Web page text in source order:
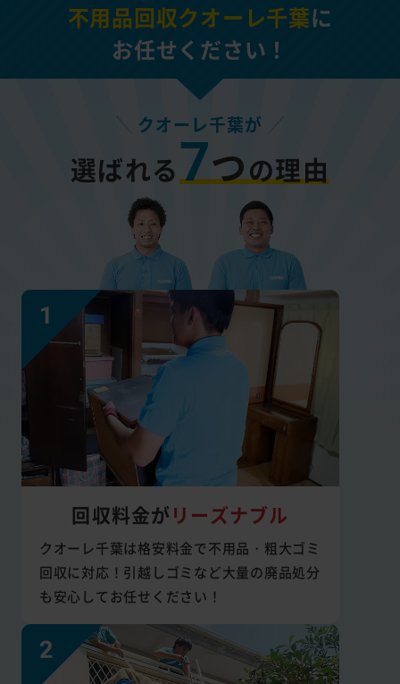
不用品回収クオーレ千葉に
お任せください！
クオーレ千葉が
選ばれる7つの理由
回収料金が リーズナブル
クオーレ千葉は格安料金で不用品・粗大ゴミ
回収に対応！引越しゴミなど大量の廃品処分
も安心してお任せください！